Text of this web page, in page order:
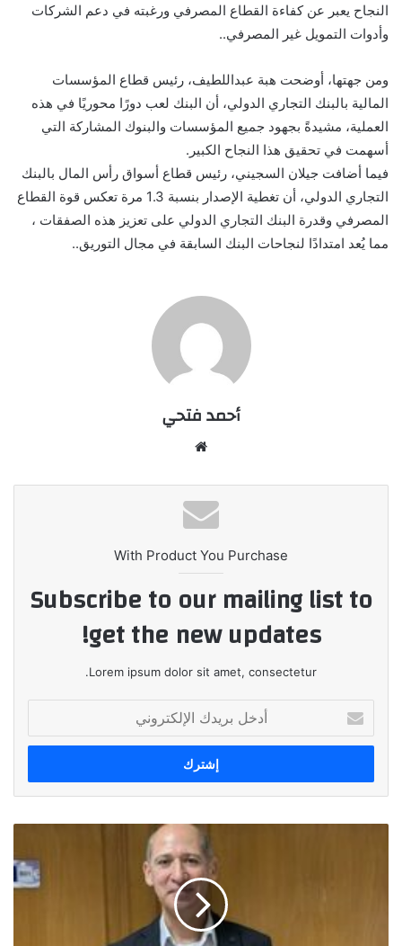
النجاح يعبر عن كفاءة القطاع المصرفي ورغبته في دعم الشركات
وأدوات التمويل غير المصرفي..
ومن جهتها، أوضحت هبة عبداللطيف، رئيس قطاع المؤسسات
المالية بالبنك التجاري الدولي، أن البنك لعب دورًا محوريًا في هذه
العملية، مشيدةً بجهود جميع المؤسسات والبنوك المشاركة التي
أسهمت في تحقيق هذا النجاح الكبير.
فيما أضافت جيلان السجيني، رئيس قطاع أسواق رأس المال بالبنك
التجاري الدولي، أن تغطية الإصدار بنسبة 1.3 مرة تعكس قوة القطاع
المصرفي وقدرة البنك التجاري الدولي على تعزيز هذه الصفقات ،
مما يُعد امتدادًا لنجاحات البنك السابقة في مجال التوريق..
أحمد فتحي
With Product You Purchase
Subscribe to our mailing list to
get the new updates!
Lorem ipsum dolor sit amet, consectetur.
بريدك
الإلكتروني